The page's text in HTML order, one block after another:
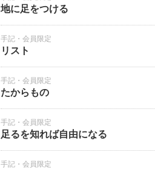
地に足をつける
手記・会員限定
リスト
手記・会員限定
たからもの
手記・会員限定
足るを知れば自由になる
手記・会員限定